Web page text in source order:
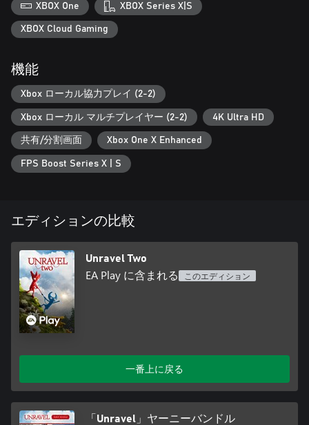
XBOX One XBOX Series X|S
XBOX Cloud Gaming
機能
Xbox ローカル協力プレイ (2-2)
Xbox ローカル マルチプレイヤー (2-2) 4K Ultra HD
共有/分割画面 Xbox One X Enhanced
FPS Boost Series X | S
エディションの比較
Unravel Two
EA Play に含まれる このエディション
一番上に戻る
「Unravel」ヤーニーバンドル